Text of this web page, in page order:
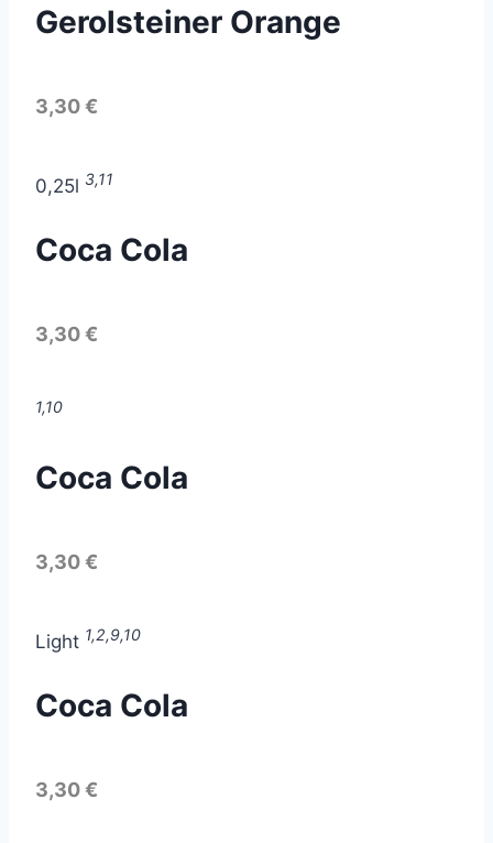
Gerolsteiner Orange
3,30 €
0,25l 3,11
Coca Cola
3,30 €
1,10
Coca Cola
3,30 €
Light 1,2,9,10
Coca Cola
3,30 €